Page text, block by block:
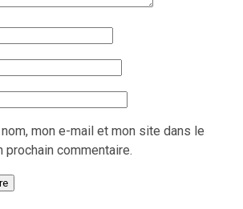
mon e-mail et mon site dans le
prochain commentaire.